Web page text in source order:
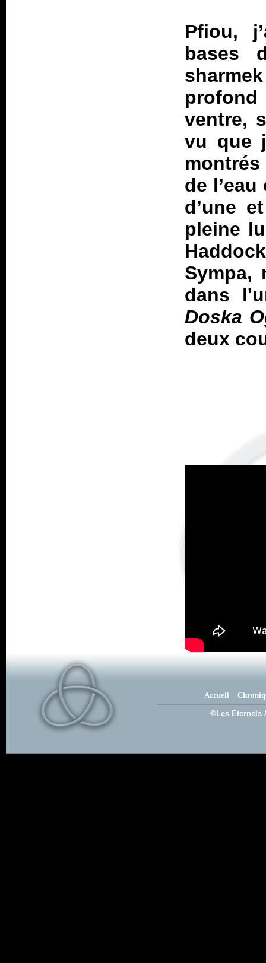
Pfiou,
bases
ventre,
vu que
de
d’une
pleine
Sympa,
dans
Doska
deux
Accueil
©Les Eternels